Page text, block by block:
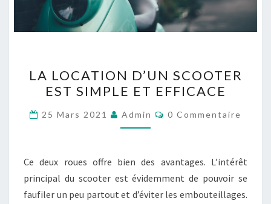
LOCATION
D’UN
SCOOTER
EST
ET
EFFICACE
LA LOCATION D’UN SCOOTER
EST SIMPLE ET EFFICACE
25 Mars 2021 Admin Commentaires
0 Commentaire
Ce deux roues offre bien des avantages. L’intérêt
principal du scooter est évidemment de pouvoir se
faufiler un peu partout et d’éviter les embouteillages.